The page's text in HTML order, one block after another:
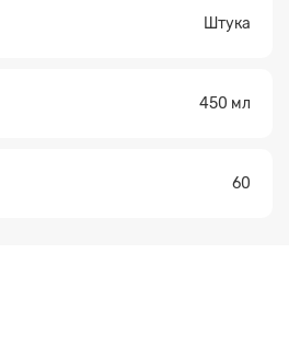
Штука
450 мл
60